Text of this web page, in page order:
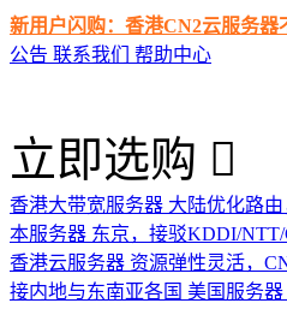
新用户闪购：香港CN2云服务器
公告 联系我们 帮助中心
立即选购
香港大带宽服务器 大陆优化路
本服务器 东京，接驳KDDI/
香港云服务器 资源弹性灵活，
接内地与东南亚各国 美国服务器